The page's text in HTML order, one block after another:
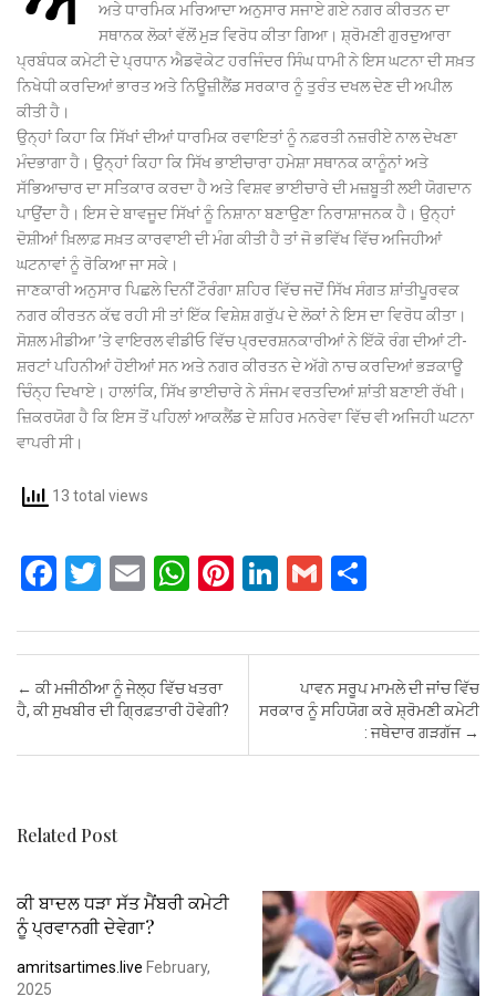
ਅਤੇ ਧਾਰਮਿਕ ਮਰਿਆਦਾ ਅਨੁਸਾਰ ਸਜਾਏ ਗਏ ਨਗਰ ਕੀਰਤਨ ਦਾ
ਸਥਾਨਕ ਲੋਕਾਂ ਵੱਲੋਂ ਮੁੜ ਵਿਰੋਧ ਕੀਤਾ ਗਿਆ। ਸ਼੍ਰੋਮਣੀ ਗੁਰਦੁਆਰਾ
ਪ੍ਰਬੰਧਕ ਕਮੇਟੀ ਦੇ ਪ੍ਰਧਾਨ ਐਡਵੋਕੇਟ ਹਰਜਿੰਦਰ ਸਿੰਘ ਧਾਮੀ ਨੇ ਇਸ ਘਟਨਾ ਦੀ ਸਖ਼ਤ
ਨਿਖੇਧੀ ਕਰਦਿਆਂ ਭਾਰਤ ਅਤੇ ਨਿਊਜ਼ੀਲੈਂਡ ਸਰਕਾਰ ਨੂੰ ਤੁਰੰਤ ਦਖਲ ਦੇਣ ਦੀ ਅਪੀਲ
ਕੀਤੀ ਹੈ।
ਉਨ੍ਹਾਂ ਕਿਹਾ ਕਿ ਸਿੱਖਾਂ ਦੀਆਂ ਧਾਰਮਿਕ ਰਵਾਇਤਾਂ ਨੂੰ ਨਫ਼ਰਤੀ ਨਜ਼ਰੀਏ ਨਾਲ ਦੇਖਣਾ
ਮੰਦਭਾਗਾ ਹੈ। ਉਨ੍ਹਾਂ ਕਿਹਾ ਕਿ ਸਿੱਖ ਭਾਈਚਾਰਾ ਹਮੇਸ਼ਾ ਸਥਾਨਕ ਕਾਨੂੰਨਾਂ ਅਤੇ
ਸੱਭਿਆਚਾਰ ਦਾ ਸਤਿਕਾਰ ਕਰਦਾ ਹੈ ਅਤੇ ਵਿਸ਼ਵ ਭਾਈਚਾਰੇ ਦੀ ਮਜ਼ਬੂਤੀ ਲਈ ਯੋਗਦਾਨ
ਪਾਉਂਦਾ ਹੈ। ਇਸ ਦੇ ਬਾਵਜੂਦ ਸਿੱਖਾਂ ਨੂੰ ਨਿਸ਼ਾਨਾ ਬਣਾਉਣਾ ਨਿਰਾਸ਼ਾਜਨਕ ਹੈ। ਉਨ੍ਹਾਂ
ਦੋਸ਼ੀਆਂ ਖ਼ਿਲਾਫ਼ ਸਖ਼ਤ ਕਾਰਵਾਈ ਦੀ ਮੰਗ ਕੀਤੀ ਹੈ ਤਾਂ ਜੋ ਭਵਿੱਖ ਵਿੱਚ ਅਜਿਹੀਆਂ
ਘਟਨਾਵਾਂ ਨੂੰ ਰੋਕਿਆ ਜਾ ਸਕੇ।
ਜਾਣਕਾਰੀ ਅਨੁਸਾਰ ਪਿਛਲੇ ਦਿਨੀਂ ਟੌਰੰਗਾ ਸ਼ਹਿਰ ਵਿੱਚ ਜਦੋਂ ਸਿੱਖ ਸੰਗਤ ਸ਼ਾਂਤੀਪੂਰਵਕ
ਨਗਰ ਕੀਰਤਨ ਕੱਢ ਰਹੀ ਸੀ ਤਾਂ ਇੱਕ ਵਿਸ਼ੇਸ਼ ਗਰੁੱਪ ਦੇ ਲੋਕਾਂ ਨੇ ਇਸ ਦਾ ਵਿਰੋਧ ਕੀਤਾ।
ਸੋਸ਼ਲ ਮੀਡੀਆ ’ਤੇ ਵਾਇਰਲ ਵੀਡੀਓ ਵਿੱਚ ਪ੍ਰਦਰਸ਼ਨਕਾਰੀਆਂ ਨੇ ਇੱਕੋ ਰੰਗ ਦੀਆਂ ਟੀ-
ਸ਼ਰਟਾਂ ਪਹਿਨੀਆਂ ਹੋਈਆਂ ਸਨ ਅਤੇ ਨਗਰ ਕੀਰਤਨ ਦੇ ਅੱਗੇ ਨਾਚ ਕਰਦਿਆਂ ਭੜਕਾਊ
ਚਿੰਨ੍ਹ ਦਿਖਾਏ। ਹਾਲਾਂਕਿ, ਸਿੱਖ ਭਾਈਚਾਰੇ ਨੇ ਸੰਜਮ ਵਰਤਦਿਆਂ ਸ਼ਾਂਤੀ ਬਣਾਈ ਰੱਖੀ।
ਜ਼ਿਕਰਯੋਗ ਹੈ ਕਿ ਇਸ ਤੋਂ ਪਹਿਲਾਂ ਆਕਲੈਂਡ ਦੇ ਸ਼ਹਿਰ ਮਨਰੇਵਾ ਵਿੱਚ ਵੀ ਅਜਿਹੀ ਘਟਨਾ
ਵਾਪਰੀ ਸੀ।
13 total views
F
ce
b
o
o
T
tt
er
E
ail
W
at
s
A
p
Pi
er
Li
ke
dI
n
G
ail ar
e
Post navigation
← ਕੀ ਮਜੀਠੀਆ ਨੂੰ ਜੇਲ੍ਹ ਵਿੱਚ ਖਤਰਾ
ਹੈ, ਕੀ ਸੁਖਬੀਰ ਦੀ ਗ੍ਰਿਫ਼ਤਾਰੀ ਹੋਵੇਗੀ?
ਪਾਵਨ ਸਰੂਪ ਮਾਮਲੇ ਦੀ ਜਾਂਚ ਵਿੱਚ
ਸਰਕਾਰ ਨੂੰ ਸਹਿਯੋਗ ਕਰੇ ਸ਼੍ਰੋਮਣੀ ਕਮੇਟੀ
: ਜਥੇਦਾਰ ਗੜਗੱਜ →
Related Post
ਕੀ ਬਾਦਲ ਧੜਾ ਸੱਤ ਮੈਂਬਰੀ ਕਮੇਟੀ
ਨੂੰ ਪ੍ਰਵਾਨਗੀ ਦੇਵੇਗਾ?
amritsartimes.live February,
2025